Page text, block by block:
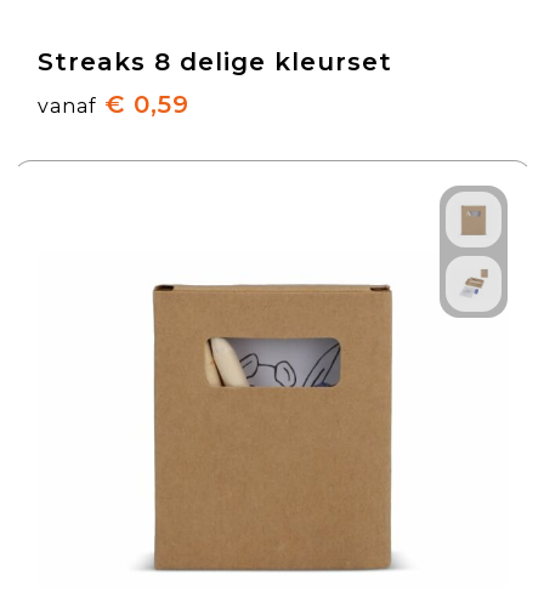
Streaks 8 delige kleurset
vanaf € 0,59